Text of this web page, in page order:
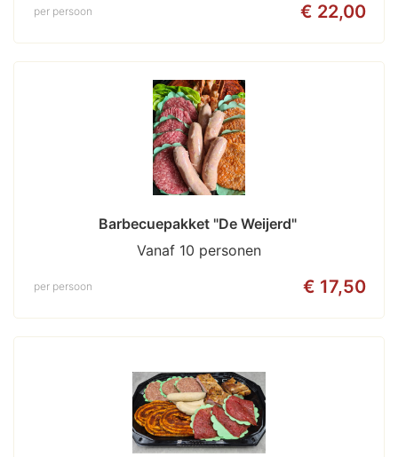
€ 22,00
per persoon
Barbecuepakket "De Weijerd"
Vanaf 10 personen
€ 17,50
per persoon